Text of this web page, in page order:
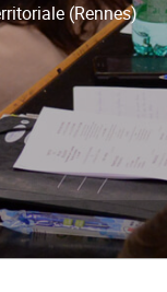
(Rennes)